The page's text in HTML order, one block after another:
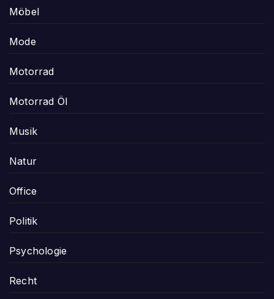
Möbel
Mode
Motorrad
Motorrad Öl
Musik
Natur
Office
Politik
Psychologie
Recht